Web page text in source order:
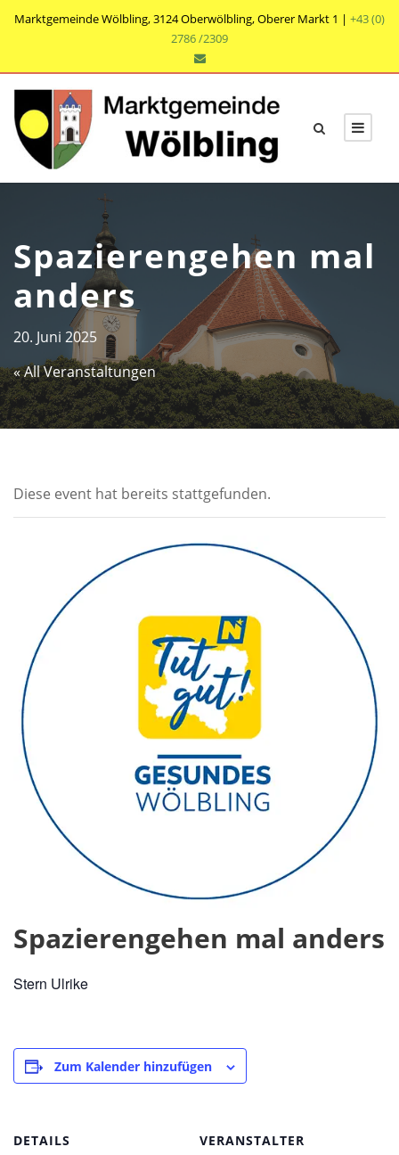
Marktgemeinde Wölbling, 3124 Oberwölbling, Oberer Markt 1 | +43 (0)
2786 /2309
Spazierengehen mal
anders
20. Juni 2025
« All Veranstaltungen
Diese event hat bereits stattgefunden.
Spazierengehen mal anders
Stern Ulrike
Zum Kalender hinzufügen
DETAILS VERANSTALTER